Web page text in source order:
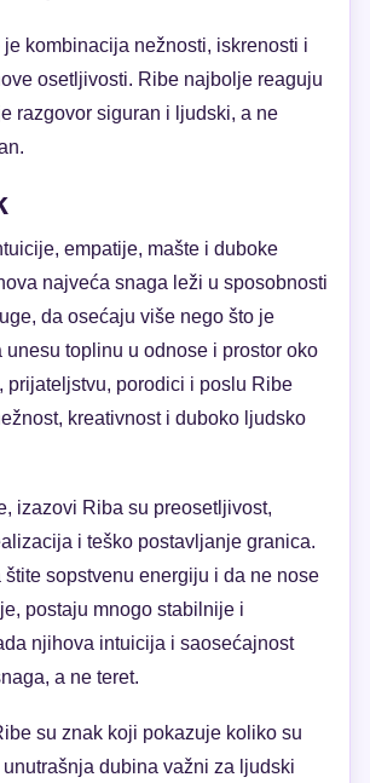
kombinacija nežnosti, iskrenosti i
osetljivosti. Ribe najbolje reaguju
razgovor siguran i ljudski, a ne
empatije, mašte i duboke
najveća snaga leži u sposobnosti
da osećaju više nego što je
unesu toplinu u odnose i prostor oko
prijateljstvu, porodici i poslu Ribe
kreativnost i duboko ljudsko
izazovi Riba su preosetljivost,
i teško postavljanje granica.
štite sopstvenu energiju i da ne nose
postaju mnogo stabilnije i
njihova intuicija i saosećajnost
a ne teret.
su znak koji pokazuje koliko su
dubina važni za ljudski